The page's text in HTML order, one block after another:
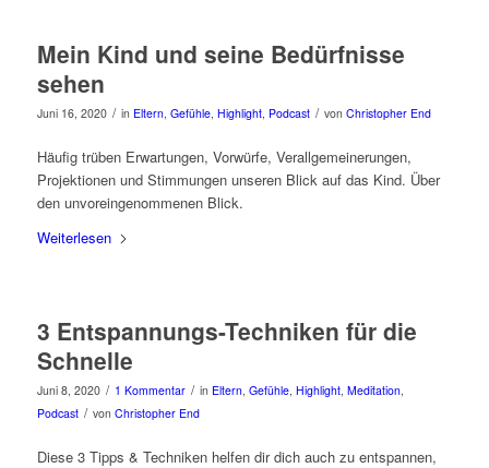
Mein Kind und seine Bedürfnisse
sehen
Juni 16, 2020 / in Eltern, Gefühle, Highlight, Podcast / von Christopher End
Häufig trüben Erwartungen, Vorwürfe, Verallgemeinerungen,
Projektionen und Stimmungen unseren Blick auf das Kind. Über
den unvoreingenommenen Blick.
Weiterlesen
3 Entspannungs-Techniken für die
Schnelle
Juni 8, 2020 / 1 Kommentar / in Eltern, Gefühle, Highlight, Meditation,
Podcast / von Christopher End
Diese 3 Tipps & Techniken helfen dir dich auch zu entspannen,